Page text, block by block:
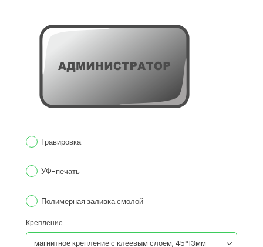
Гравировка
УФ-печать
Полимерная заливка смолой
Крепление